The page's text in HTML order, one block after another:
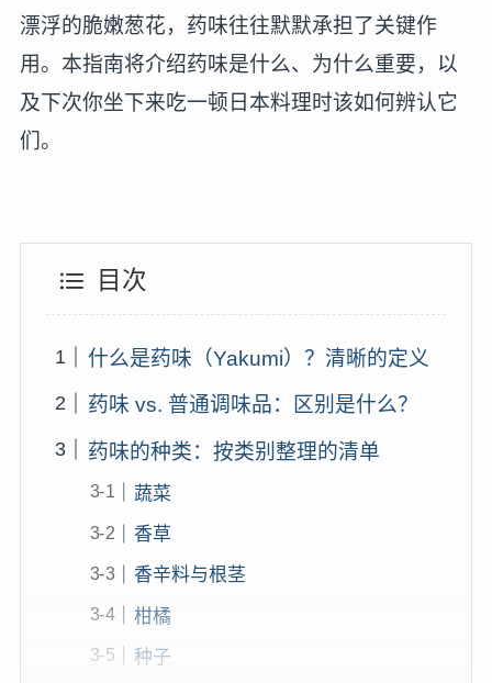
漂浮的脆嫩葱花，药味往往默默承担了关键作
用。本指南将介绍药味是什么、为什么重要，以
及下次你坐下来吃一顿日本料理时该如何辨认它
们。
目次
什么是药味（Yakumi）？清晰的定义
药味 vs. 普通调味品：区别是什么？
药味的种类：按类别整理的清单
蔬菜
香草
香辛料与根茎
柑橘
种子